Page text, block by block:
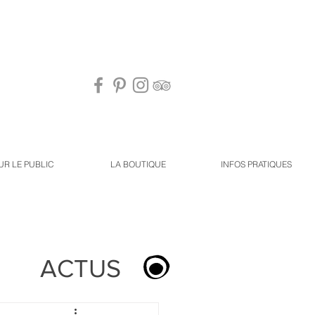
LE PUBLIC LA BOUTIQUE INFOS PRATIQUES
ACTUS